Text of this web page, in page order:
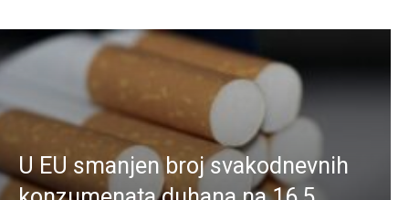
U EU smanjen broj svakodnevnih